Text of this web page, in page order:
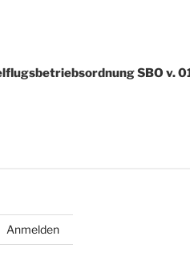
SBO v.
Anmelden